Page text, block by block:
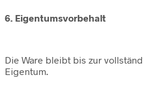
6. Eigentumsvorbehalt
Die Ware bleibt bis zur
Eigentum.